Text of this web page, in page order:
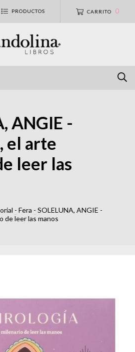
PRODUCTOS CARRITO 0
ANGIE -
el arte
leer las
- Fera - SOLELUNA, ANGIE -
de leer las manos